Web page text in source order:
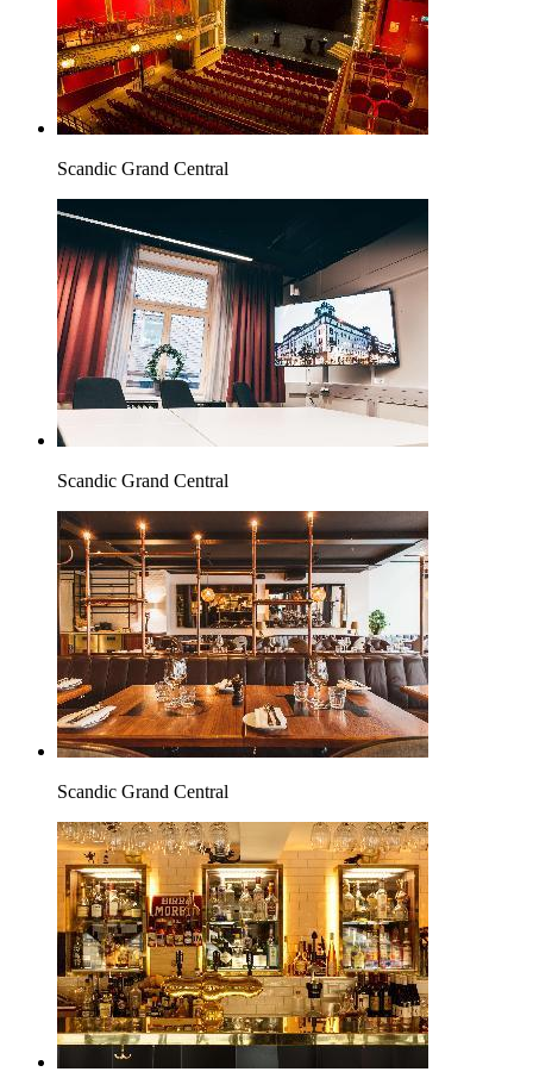
Scandic Grand Central
Scandic Grand Central
Scandic Grand Central